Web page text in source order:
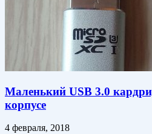
Маленький USB 3.0
корпусе
4 февраля, 2018